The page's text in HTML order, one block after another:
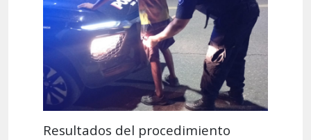
Resultados del procedimiento